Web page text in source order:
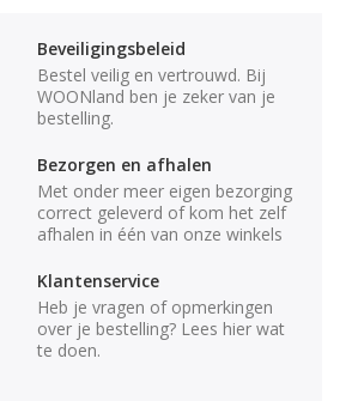
Beveiligingsbeleid
Bestel veilig en vertrouwd. Bij
WOONland ben je zeker van je
bestelling.
Bezorgen en afhalen
Met onder meer eigen bezorging
correct geleverd of kom het zelf
afhalen in één van onze winkels
Klantenservice
Heb je vragen of opmerkingen
over je bestelling? Lees hier wat
te doen.